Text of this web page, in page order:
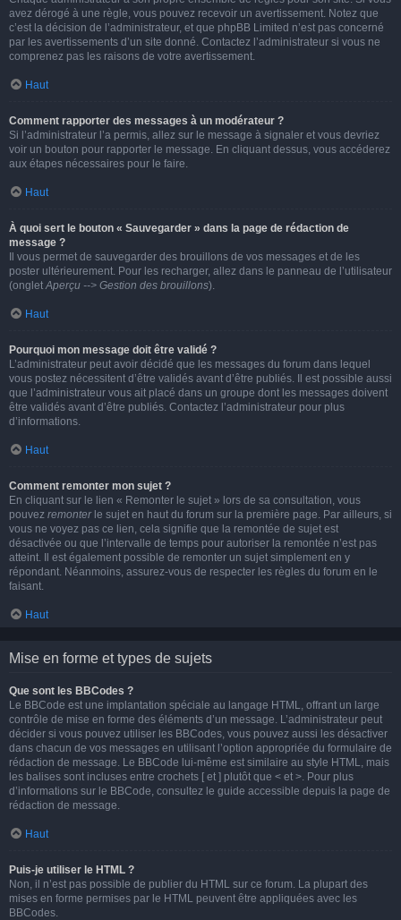
avez dérogé à une règle, vous pouvez recevoir un avertissement. Notez que
c’est la décision de l’administrateur, et que phpBB Limited n’est pas concerné
par les avertissements d’un site donné. Contactez l’administrateur si vous ne
comprenez pas les raisons de votre avertissement.
Haut
Comment rapporter des messages à un modérateur ?
Si l’administrateur l’a permis, allez sur le message à signaler et vous devriez
voir un bouton pour rapporter le message. En cliquant dessus, vous accéderez
aux étapes nécessaires pour le faire.
Haut
À quoi sert le bouton « Sauvegarder » dans la page de rédaction de
message ?
Il vous permet de sauvegarder des brouillons de vos messages et de les
poster ultérieurement. Pour les recharger, allez dans le panneau de l’utilisateur
(ongletAperçu --> Gestion des brouillons).
Haut
Pourquoi mon message doit être validé ?
L’administrateur peut avoir décidé que les messages du forum dans lequel
vous postez nécessitent d’être validés avant d’être publiés. Il est possible aussi
que l’administrateur vous ait placé dans un groupe dont les messages doivent
être validés avant d’être publiés. Contactez l’administrateur pour plus
d’informations.
Haut
Comment remonter mon sujet ?
En cliquant sur le lien « Remonter le sujet » lors de sa consultation, vous
pouvez remonterle sujet en haut du forum sur la première page. Par ailleurs, si
vous ne voyez pas ce lien, cela signifie que la remontée de sujet est
désactivée ou que l’intervalle de temps pour autoriser la remontée n’est pas
atteint. Il est également possible de remonter un sujet simplement en y
répondant. Néanmoins, assurez-vous de respecter les règles du forum en le
faisant.
Haut
Mise en forme et types de sujets
Que sont les BBCodes ?
Le BBCode est une implantation spéciale au langage HTML, offrant un large
contrôle de mise en forme des éléments d’un message. L’administrateur peut
décider si vous pouvez utiliser les BBCodes, vous pouvez aussi les désactiver
dans chacun de vos messages en utilisant l’option appropriée du formulaire de
rédaction de message. Le BBCode lui-même est similaire au style HTML, mais
les balises sont incluses entre crochets [ et ] plutôt que < et >. Pour plus
d’informations sur le BBCode, consultez le guide accessible depuis la page de
rédaction de message.
Haut
Puis-je utiliser le HTML ?
Non, il n’est pas possible de publier du HTML sur ce forum. La plupart des
mises en forme permises par le HTML peuvent être appliquées avec les
BBCodes.